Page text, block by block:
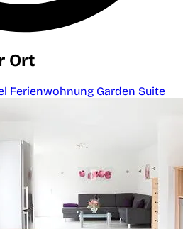
Ort
Ferienwohnung Garden Suite